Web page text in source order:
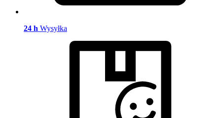
24 h Wysyłka